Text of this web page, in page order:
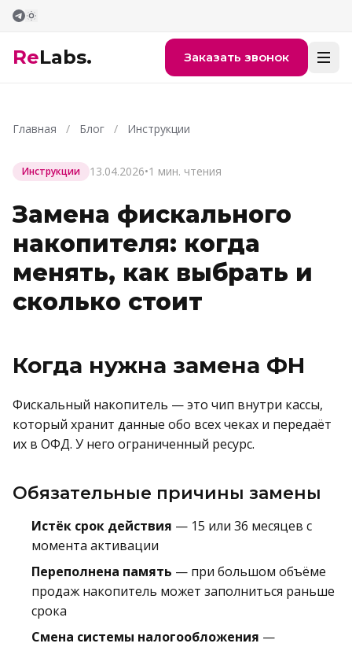
Перейти к содержимому
ReLabs. Заказать звонок
Главная / Блог / Инструкции
Инструкции 13.04.2026•1 мин. чтения
Замена фискального
накопителя: когда
менять, как выбрать и
сколько стоит
Когда нужна замена ФН
Фискальный накопитель — это чип внутри кассы,
который хранит данные обо всех чеках и передаёт
их в ОФД. У него ограниченный ресурс.
Обязательные причины замены
Истёк срок действия — 15 или 36 месяцев с
момента активации
Переполнена память — при большом объёме
продаж накопитель может заполниться раньше
срока
Смена системы налогообложения —